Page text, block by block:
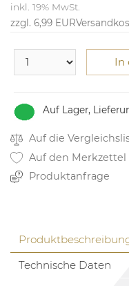
inkl. 19% MwSt.
zzgl. 6,99 EUR
Auf Lager,
In
Auf die
Auf den Merkzettel
Produktanfrage
Technische Daten